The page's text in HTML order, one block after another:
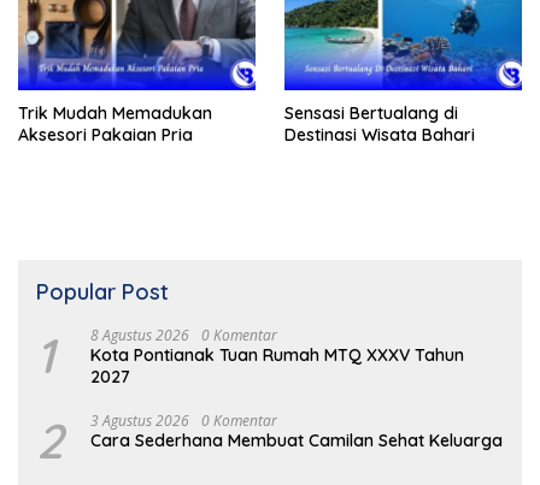
Trik Mudah Memadukan
Aksesori Pakaian Pria
Sensasi Bertualang di
Destinasi Wisata Bahari
Popular Post
1 8 Agustus 2026 0 Komentar
Kota Pontianak Tuan Rumah MTQ XXXV Tahun
2027
2 3 Agustus 2026 0 Komentar
Cara Sederhana Membuat Camilan Sehat Keluarga